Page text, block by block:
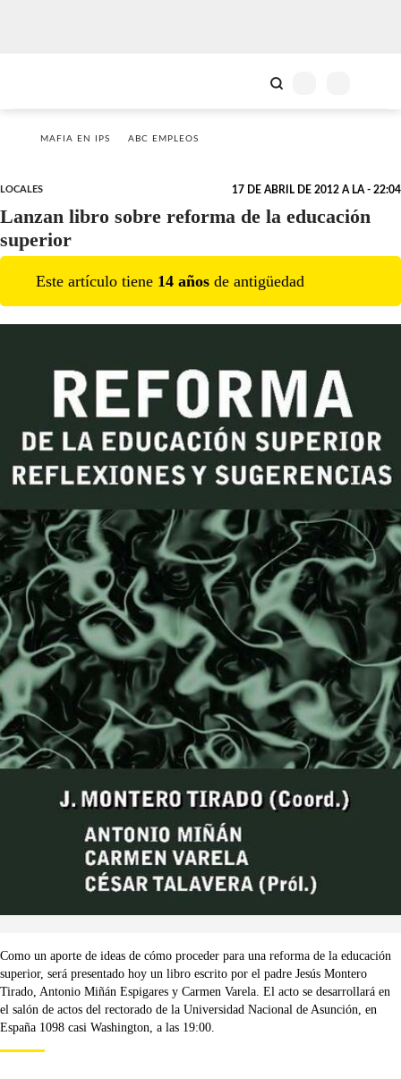
MAFIA EN IPS ABC EMPLEOS
LOCALES 17 DE ABRIL DE 2012 A LA - 22:04
Lanzan libro sobre reforma de la educación
superior
Este artículo tiene 14 años de antigüedad
Como un aporte de ideas de cómo proceder para una reforma de la educación
superior, será presentado hoy un libro escrito por el padre Jesús Montero
Tirado, Antonio Miñán Espigares y Carmen Varela. El acto se desarrollará en
el salón de actos del rectorado de la Universidad Nacional de Asunción, en
España 1098 casi Washington, a las 19:00.